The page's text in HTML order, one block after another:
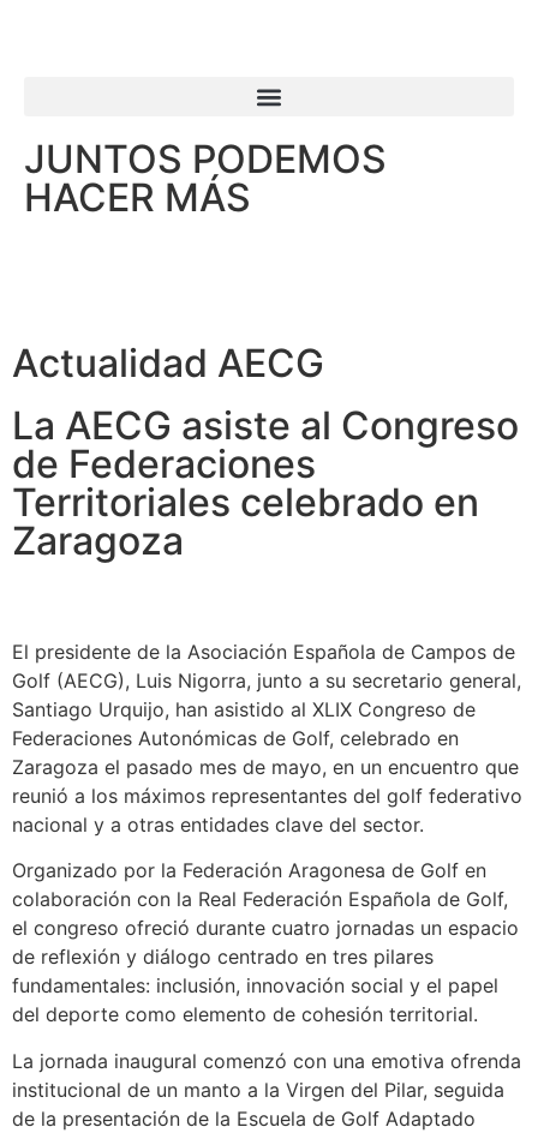
JUNTOS PODEMOS
HACER MÁS
Actualidad AECG
La AECG asiste al Congreso
de Federaciones
Territoriales celebrado en
Zaragoza
El presidente de la Asociación Española de Campos de
Golf (AECG), Luis Nigorra, junto a su secretario general,
Santiago Urquijo, han asistido al XLIX Congreso de
Federaciones Autonómicas de Golf, celebrado en
Zaragoza el pasado mes de mayo, en un encuentro que
reunió a los máximos representantes del golf federativo
nacional y a otras entidades clave del sector.
Organizado por la Federación Aragonesa de Golf en
colaboración con la Real Federación Española de Golf,
el congreso ofreció durante cuatro jornadas un espacio
de reflexión y diálogo centrado en tres pilares
fundamentales: inclusión, innovación social y el papel
del deporte como elemento de cohesión territorial.
La jornada inaugural comenzó con una emotiva ofrenda
institucional de un manto a la Virgen del Pilar, seguida
de la presentación de la Escuela de Golf Adaptado